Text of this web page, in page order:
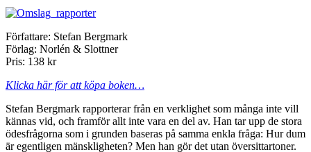
Författare: Stefan Bergmark
Förlag: Norlén & Slottner
Pris: 138 kr
Klicka här för att köpa boken…
Stefan Bergmark rapporterar från en verklighet som många inte vill
kännas vid, och framför allt inte vara en del av. Han tar upp de stora
ödesfrågorna som i grunden baseras på samma enkla fråga: Hur dum
är egentligen mänskligheten? Men han gör det utan översittartoner.